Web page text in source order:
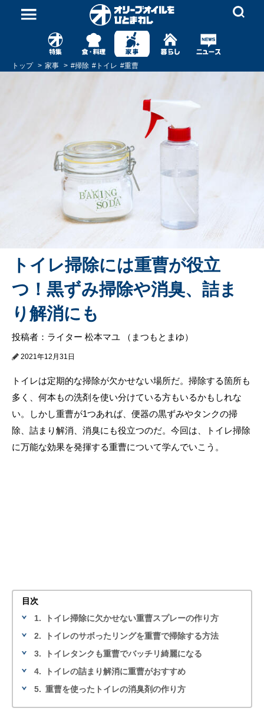
トップ 家事 #掃除 #トイレ #重曹
トイレ掃除には重曹が役立
つ！黒ずみ掃除や消臭、詰ま
り解消にも
投稿者：ライター 松本マユ （まつもとまゆ）
2021年12月31日
トイレは定期的な掃除が欠かせない場所だ。掃除する箇所も
多く、何本もの洗剤を使い分けている方もいるかもしれな
い。しかし重曹が1つあれば、便器の黒ずみやタンクの掃
除、詰まり解消、消臭にも役立つのだ。今回は、トイレ掃除
に万能な効果を発揮する重曹について学んでいこう。
目次
1.
トイレ掃除に欠かせない重曹スプレーの作り方
2.
トイレのサボったリングを重曹で掃除する方法
3.
トイレタンクも重曹でバッチリ綺麗になる
4.
トイレの詰まり解消に重曹がおすすめ
5. 重曹を使ったトイレの消臭剤の作り方